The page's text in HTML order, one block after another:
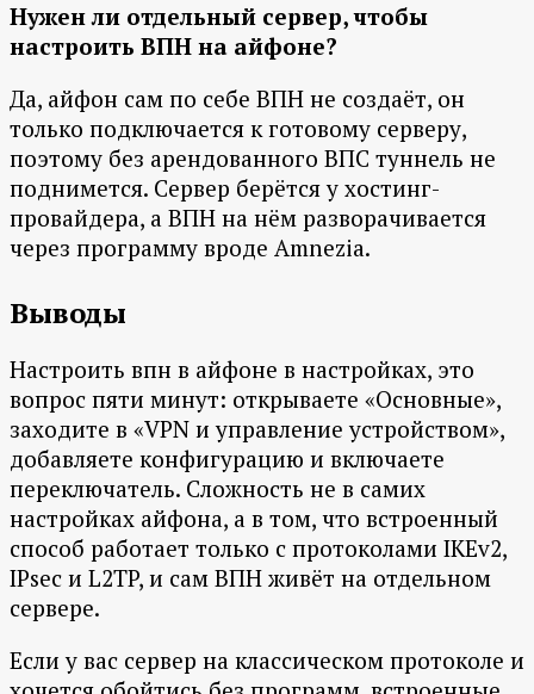
Нужен ли отдельный сервер, чтобы
настроить ВПН на айфоне?
Да, айфон сам по себе ВПН не создаёт, он
только подключается к готовому серверу,
поэтому без арендованного ВПС туннель не
поднимется. Сервер берётся у хостинг-
провайдера, а ВПН на нём разворачивается
через программу вроде Amnezia.
Выводы
Настроить впн в айфоне в настройках, это
вопрос пяти минут: открываете «Основные»,
заходите в «VPN и управление устройством»,
добавляете конфигурацию и включаете
переключатель. Сложность не в самих
настройках айфона, а в том, что встроенный
способ работает только с протоколами IKEv2,
IPsec и L2TP, и сам ВПН живёт на отдельном
сервере.
Если у вас сервер на классическом протоколе и